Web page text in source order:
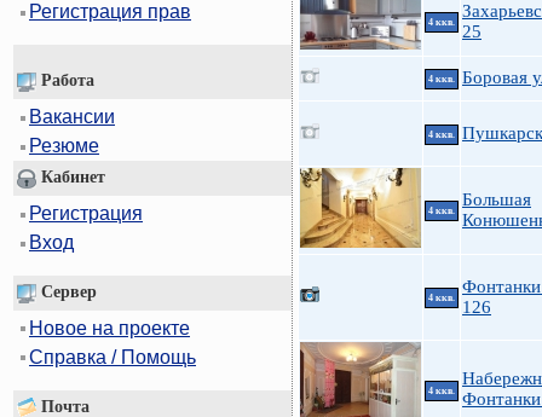
Регистрация прав
Работа
Вакансии
Резюме
Кабинет
Регистрация
Вход
Сервер
Новое на проекте
Справка / Помощь
Почта
4 ккв.
25
4 ккв. Боровая
4 ккв.
4 ккв.
Большая
4 ккв.
126
4 ккв.